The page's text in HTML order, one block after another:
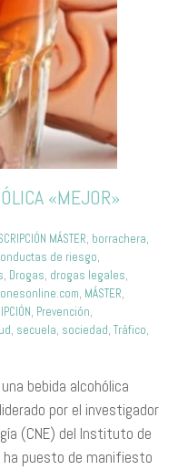
«MEJOR»
MÁSTER, borrachera,
de riesgo,
, Drogas, drogas legales,
, MÁSTER,
, Prevención,
, secuela, sociedad, Tráfico,
bebida alcohólica
por el investigador
(CNE) del Instituto de
ha puesto de manifiesto